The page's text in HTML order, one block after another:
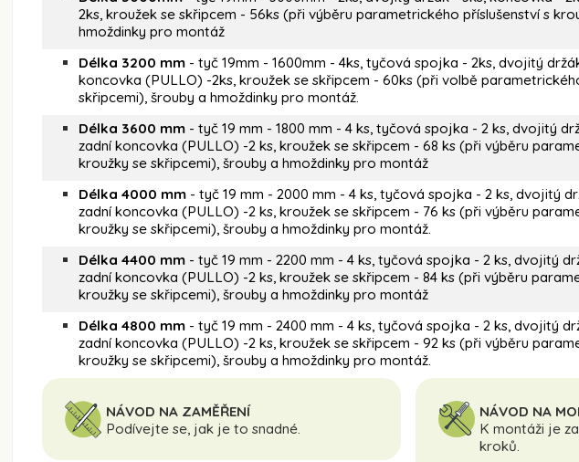
2ks, kroužek se skřipcem - 56ks (při výběru parametrického příslušenství s
hmoždinky pro montáž
Délka 3200 mm - tyč 19mm - 1600mm - 4ks, tyčová spojka - 2ks, dvojitý
koncovka (PULLO) -2ks, kroužek se skřipcem - 60ks (při volbě
skřipcemi), šrouby a hmoždinky pro montáž.
Délka 3600 mm - tyč 19 mm - 1800 mm - 4 ks, tyčová spojka - 2 ks, dvojitý
zadní koncovka (PULLO) -2 ks, kroužek se skřipcem - 68 ks (při výběru
kroužky se skřipcemi), šrouby a hmoždinky pro montáž
Délka 4000 mm - tyč 19 mm - 2000 mm - 4 ks, tyčová spojka - 2 ks, dvojitý
zadní koncovka (PULLO) -2 ks, kroužek se skřipcem - 76 ks (při výběru
kroužky se skřipcemi), šrouby a hmoždinky pro montáž.
Délka 4400 mm - tyč 19 mm - 2200 mm - 4 ks, tyčová spojka - 2 ks, dvojitý
zadní koncovka (PULLO) -2 ks, kroužek se skřipcem - 84 ks (při výběru
kroužky se skřipcemi), šrouby a hmoždinky pro montáž
Délka 4800 mm - tyč 19 mm - 2400 mm - 4 ks, tyčová spojka - 2 ks, dvojitý
zadní koncovka (PULLO) -2 ks, kroužek se skřipcem - 92 ks (při výběru
kroužky se skřipcemi), šrouby a hmoždinky pro montáž.
NÁVOD NA ZAMĚŘENÍ
Podívejte se, jak je to snadné.
NÁVOD NA
K montáži je
kroků.